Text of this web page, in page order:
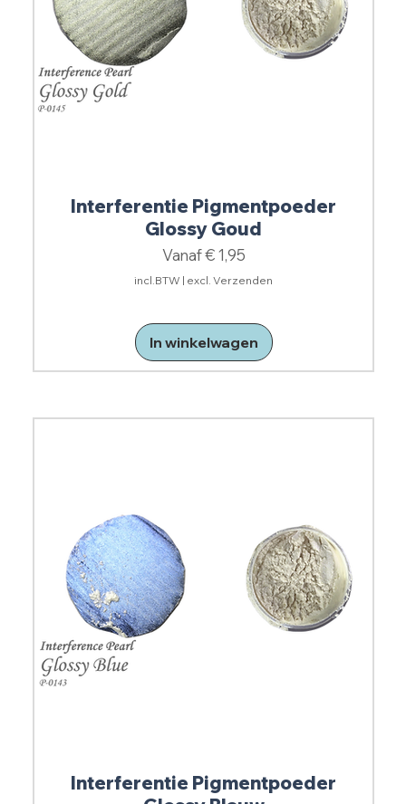
Interferentie Pigmentpoeder
Glossy Goud
Vanaf€ 1,95
Verkoopprijs
incl.BTW | excl. Verzenden
In winkelwagen
Interferentie Pigmentpoeder